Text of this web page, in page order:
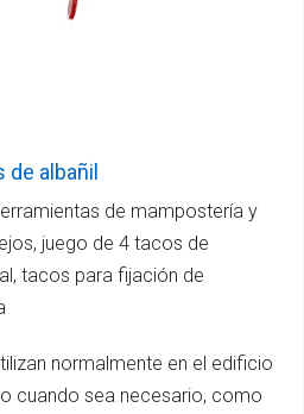
de albañil
de mampostería y
juego de 4 tacos de
tacos para fijación de
normalmente en el edificio
cuando sea necesario, como